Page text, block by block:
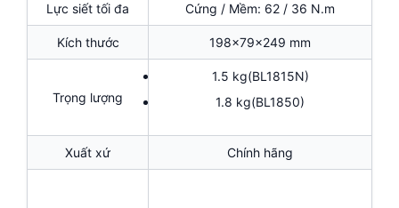
Lực siết tối đa Cứng / Mềm: 62 / 36 N.m
Kích thước 198x79x249 mm
Trọng lượng
1.5 kg(BL1815N)
1.8 kg(BL1850)
Xuất xứ Chính hãng